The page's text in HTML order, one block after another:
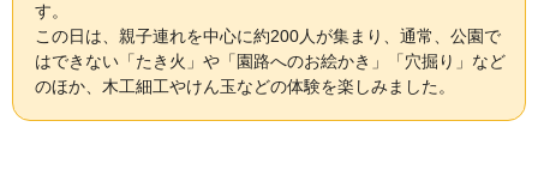
す。
この日は、親子連れを中心に約200人が集まり、通常、公園で
はできない「たき火」や「園路へのお絵かき」「穴掘り」など
のほか、木工細工やけん玉などの体験を楽しみました。